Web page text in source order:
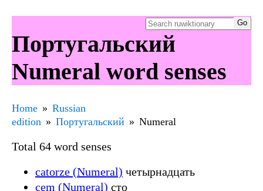
Португальский
Numeral word senses
Home
Russian
edition
Португальский Numeral
Total 64 word senses
catorze (Numeral) четырнадцать
cem (Numeral) сто